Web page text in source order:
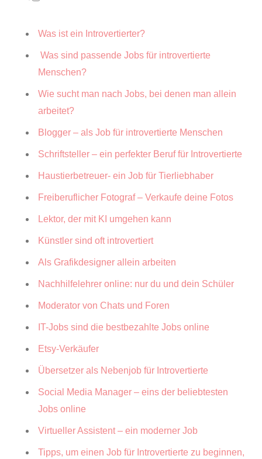
Was ist ein Introvertierter?
Was sind passende Jobs für introvertierte
Menschen?
Wie sucht man nach Jobs, bei denen man allein
arbeitet?
Blogger – als Job für introvertierte Menschen
Schriftsteller – ein perfekter Beruf für Introvertierte
Haustierbetreuer- ein Job für Tierliebhaber
Freiberuflicher Fotograf – Verkaufe deine Fotos
Lektor, der mit KI umgehen kann
Künstler sind oft introvertiert
Als Grafikdesigner allein arbeiten
Nachhilfelehrer online: nur du und dein Schüler
Moderator von Chats und Foren
IT-Jobs sind die bestbezahlte Jobs online
Etsy-Verkäufer
Übersetzer als Nebenjob für Introvertierte
Social Media Manager – eins der beliebtesten
Jobs online
Virtueller Assistent – ein moderner Job
Tipps, um einen Job für Introvertierte zu beginnen,